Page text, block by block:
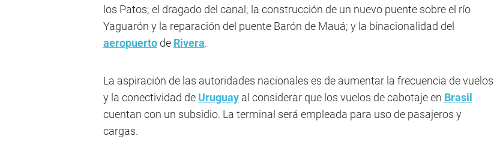
los Patos; el dragado del canal; la construcción de un nuevo puente sobre el río
Yaguarón y la reparación del puente Barón de Mauá; y la binacionalidad del
aeropuerto de Rivera.
La aspiración de las autoridades nacionales es de aumentar la frecuencia de vuelos
y la conectividad de Uruguay al considerar que los vuelos de cabotaje en Brasil
cuentan con un subsidio. La terminal será empleada para uso de pasajeros y
cargas.